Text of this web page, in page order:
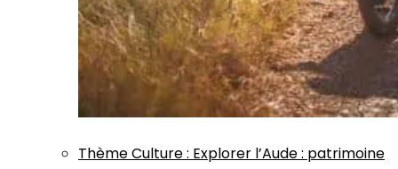
ThèmeCulture: Explorer l’Aude : patrimoine